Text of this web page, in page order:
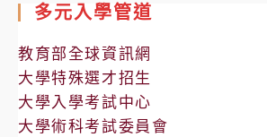
多元入學管道
教育部全球資訊網
大學特殊選才招生
大學入學考試中心
大學術科考試委員會